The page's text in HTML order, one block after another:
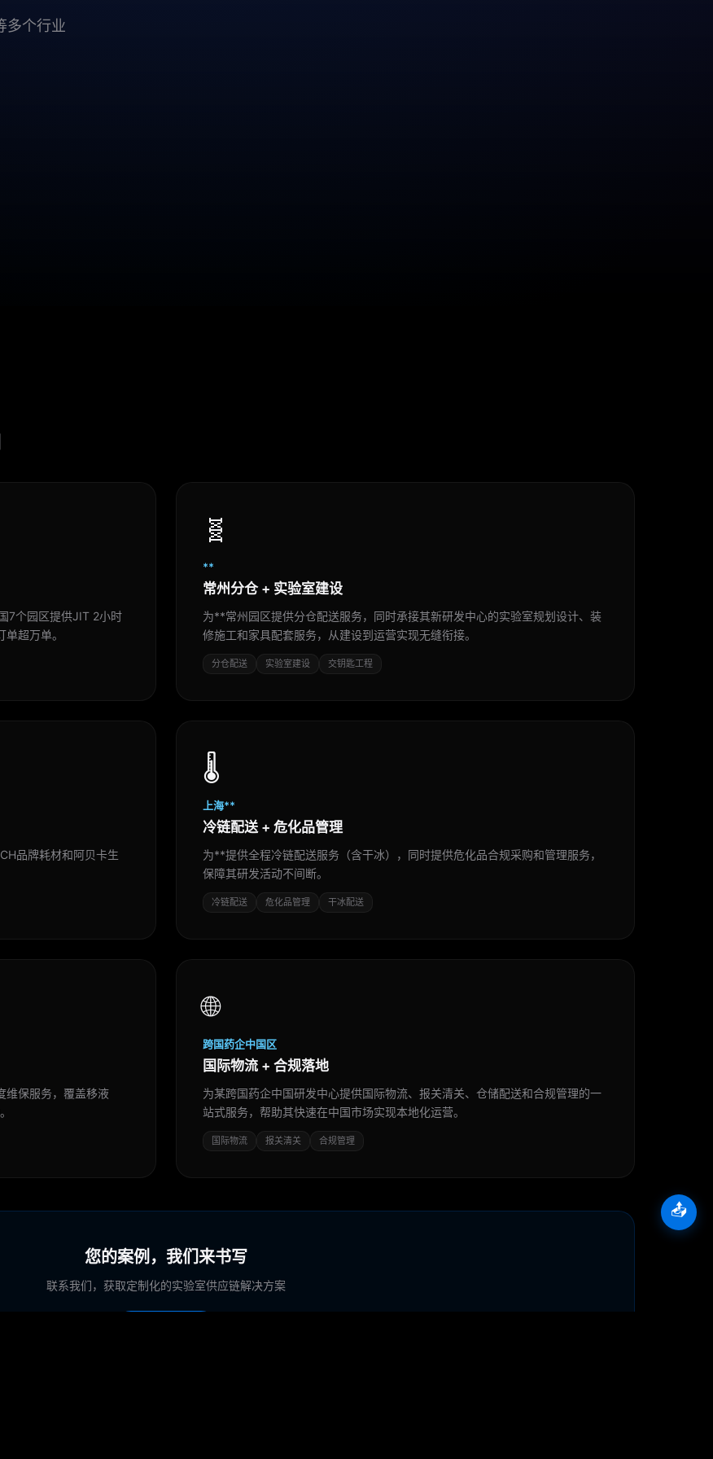
多个行业
7个园区提供JIT 2小时
超万单。
🧬
**
常州分仓 + 实验室建设
为**常州园区提供分仓配送服务，同时承接其新研发中心的实验室规划设计、装
修施工和家具配套服务，从建设到运营实现无缝衔接。
分仓配送 实验室建设 交钥匙工程
品牌耗材和阿贝卡生
🌡️
上海**
冷链配送 + 危化品管理
为**提供全程冷链配送服务（含干冰），同时提供危化品合规采购和管理服务，
保障其研发活动不间断。
冷链配送 危化品管理 干冰配送
维保服务，覆盖移液
🌐
跨国药企中国区
国际物流 + 合规落地
为某跨国药企中国研发中心提供国际物流、报关清关、仓储配送和合规管理的一
站式服务，帮助其快速在中国市场实现本地化运营。
国际物流 报关清关 合规管理
您的案例，我们来书写
联系我们，获取定制化的实验室供应链解决方案
📤